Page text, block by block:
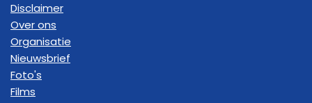
Disclaimer
Over ons
Organisatie
Nieuwsbrief
Foto's
Films